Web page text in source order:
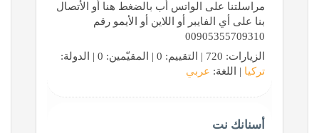
مراسلتنا على الواتس أب بالضغط هنا أو الأتصال
بنا على أي الفايبر أو اللاين أو الأيمو رقم
00905355709310
الزيارات: 720 | التقييم: 0 | المقيّمين: 0 | الدولة:
تركيا | اللغة: عربي
أسنانك نت